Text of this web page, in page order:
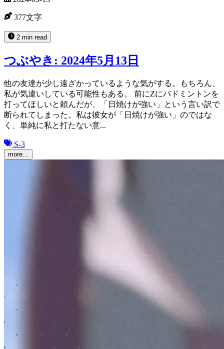
377文字
2 min read
つぶやき: 2024年5月13日
他の友達が少し遠ざかっているような気がする。もちろん、
私が気違いしている可能性もある。 前にZにバドミントンを
打ってほしいと頼んだが、「日焼けが強い」という言い訳で
断られてしまった。私は彼女が「日焼けが強い」のではな
く、単純に私と打たない意...
S-3
more...